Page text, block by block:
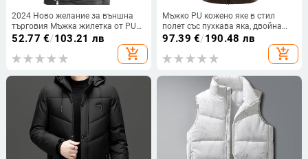
2024 Ново желание за външна
търговия Мъжка жилетка от PU
кожа AliExpress популярна
мотоциклетисти
52.77 €/103.21 лв
add_shopping_cart
Мъжко PU кожено яке в стил
полет със пухкава яка, двойна
яка, джобове с цип, прав ръб,
британски стил, размери L-5XL,
Зима 2024
97.39 €/190.48 лв
add_shopping_cart